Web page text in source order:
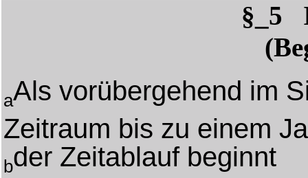
§_5
aAls vorübergehend im
Zeitraum bis zu einem
bder Zeitablauf beginnt